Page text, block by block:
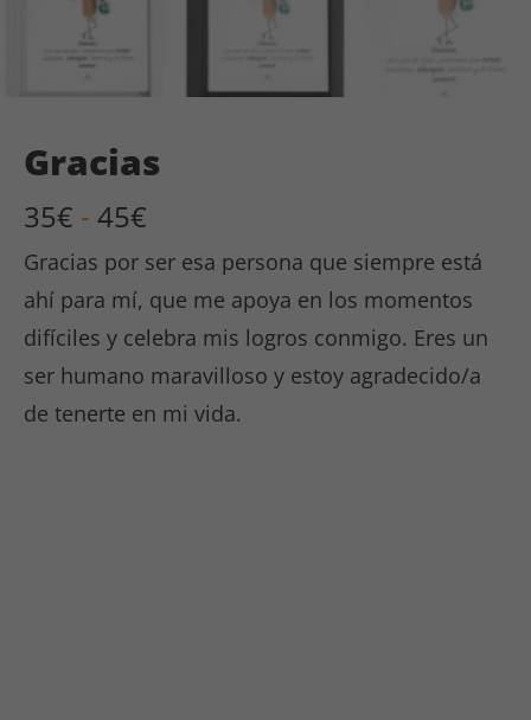
Gracias
35€ - 45€Rango
precios:
desde
35€
hasta
45€
Gracias por ser esa persona que siempre está
ahí para mí, que me apoya en los momentos
difíciles y celebra mis logros conmigo. Eres un
ser humano maravilloso y estoy agradecido/a
de tenerte en mi vida.